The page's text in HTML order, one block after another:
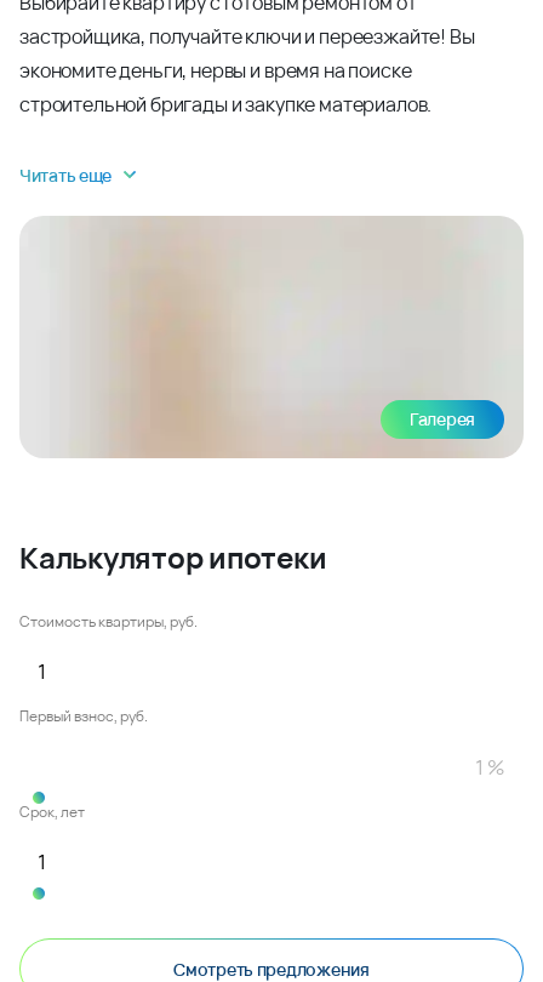
застройщика, получайте ключи и переезжайте! Вы
экономите деньги, нервы и время на поиске
строительной бригады и закупке материалов.
Читать еще
Галерея
Калькулятор ипотеки
Стоимость квартиры, руб.
Первый взнос, руб.
Срок, лет
Смотреть предложения